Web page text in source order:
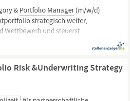
& Portfolio Manager(m/w/d)
strategisch weiter,
Wettbewerb und steuerst
am Main Vollzeit Deine
Risk &Underwriting Strategy